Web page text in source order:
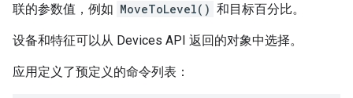
联的参数值，例如 MoveToLevel() 和目标百分比。
设备和特征可以从 Devices API 返回的对象中选择。
应用定义了预定义的命令列表：